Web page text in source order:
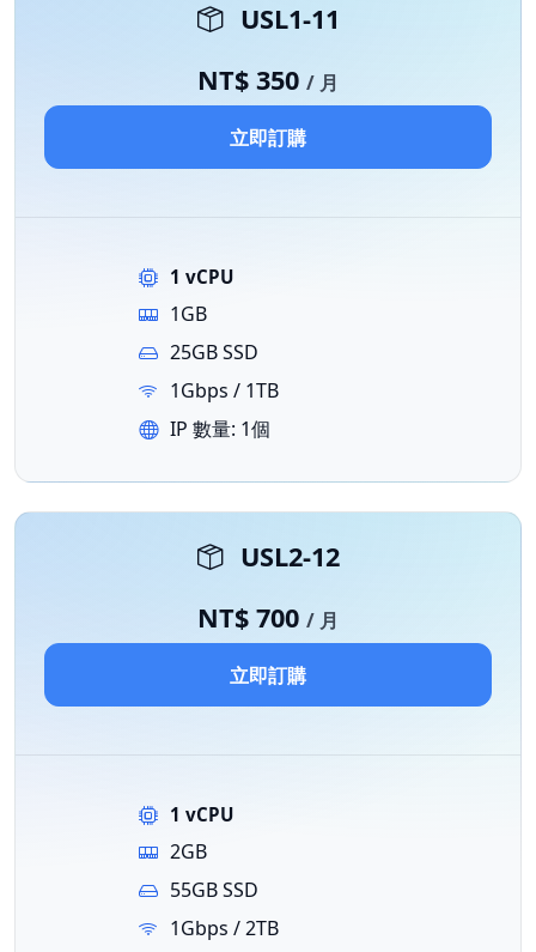
USL1-11
NT$ 350 / 月
立即訂購
1 vCPU
1GB
25GB SSD
1Gbps / 1TB
IP 數量: 1個
USL2-12
NT$ 700 / 月
立即訂購
1 vCPU
2GB
55GB SSD
1Gbps / 2TB